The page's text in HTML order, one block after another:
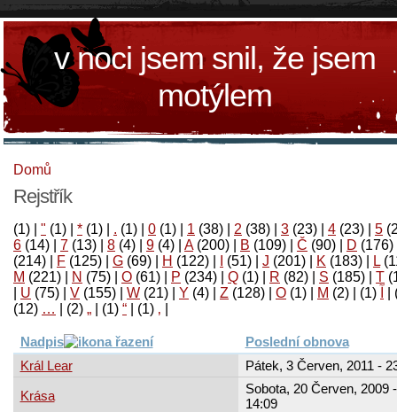
v noci jsem snil, že jsem
motýlem
Domů
Rejstřík
(1) " (1) * (1) . (1) 0 (1) 1 (38) 2 (38) 3 (23) 4 (23) 5
6 (14) 7 (13) 8 (4) 9 (4) A(200) B (109) Č (90) D (176)
(214)
F (125) G (69) H (122) (51) J (201) K (183) L
M (221) N (75) O (61) P (234) Q (1) R (82) S (185) T
U (75) V (155) W (21) Y (4) Z (128) Ο (1) М (2)
(1)
‚
(1)
“
(1)
„
(2)
…
(12)
Nadpis
Poslední obnova
Král Lear
Pátek, 3 Červen, 2011 -
Krása
Sobota, 20 Červen, 2009 -
14:09